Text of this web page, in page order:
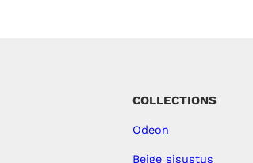
COLLECTIONS
Odeon
Beige sisustus